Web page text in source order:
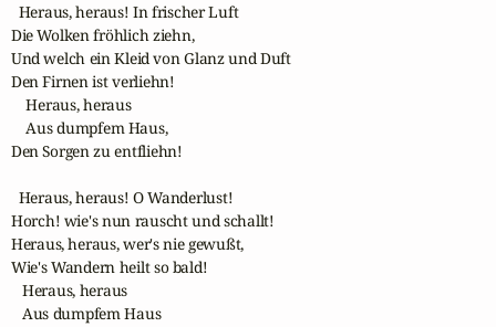
  Heraus, heraus! In frischer Luft
Die Wolken fröhlich ziehn,
Und welch ein Kleid von Glanz und Duft
Den Firnen ist verliehn!
    Heraus, heraus
    Aus dumpfem Haus,
Den Sorgen zu entfliehn!
  Heraus, heraus! O Wanderlust!
Horch! wie's nun rauscht und schallt!
Heraus, heraus, wer's nie gewußt,
Wie's Wandern heilt so bald!
   Heraus, heraus
   Aus dumpfem Haus